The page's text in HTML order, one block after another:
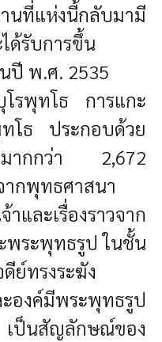
นที่แห่งนี้กลับมามี
ด้รับการขึ้น
ปี พ.ศ. 2535
โรพุทโธ การแกะ
โธ ประกอบด้วย
มากกว่า 2,672
ากพุทธศาสนา
และเรื่องราวจาก
พระพุทธรูปในชั้น
ย์ทรงระฆัง
องค์มีพระพุทธรูป
ป็นสัญลักษณ์ของ